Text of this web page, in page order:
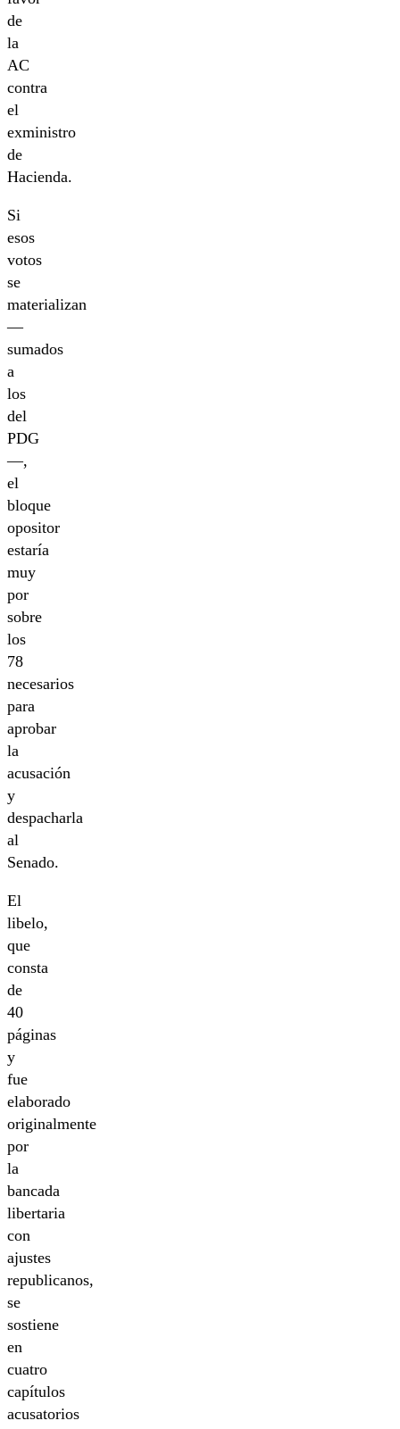
de
la
AC
contra
el
exministro
de
Hacienda.
Si
esos
votos
se
materializan
—
sumados
a
los
del
PDG
—,
el
bloque
opositor
estaría
muy
por
sobre
los
78
necesarios
para
aprobar
la
acusación
y
despacharla
al
Senado.
El
libelo,
que
consta
de
40
páginas
y
fue
elaborado
originalmente
por
la
bancada
libertaria
con
ajustes
republicanos,
se
sostiene
en
cuatro
capítulos
acusatorios